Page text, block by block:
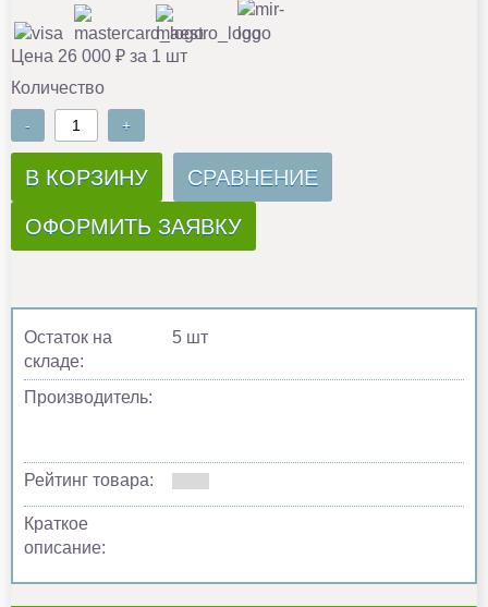
Цена 26 000 ₽ за 1 шт
Количество
- +
В КОРЗИНУ СРАВНЕНИЕ
ОФОРМИТЬ ЗАЯВКУ
Остаток на
складе:
5 шт
Производитель:
Рейтинг товара:
Краткое
описание: